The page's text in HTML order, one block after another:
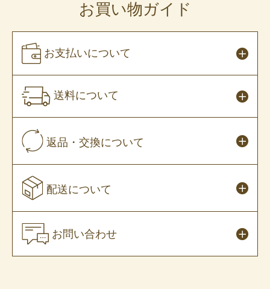
お買い物ガイド
お支払いについて
送料について
返品・交換について
配送について
お問い合わせ